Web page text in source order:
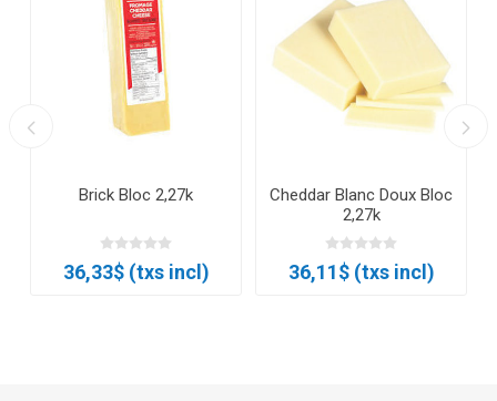
Brick Bloc 2,27k
36,33$ (txs incl)
Cheddar Blanc Doux Bloc
2,27k
36,11$ (txs incl)